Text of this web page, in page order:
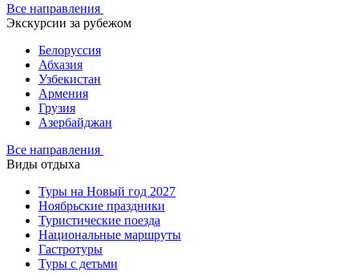
Все направления
Экскурсии за рубежом
Белоруссия
Абхазия
Узбекистан
Армения
Грузия
Азербайджан
Все направления
Виды отдыха
Туры на Новый год 2027
Ноябрьские праздники
Туристические поезда
Национальные маршруты
Гастротуры
Туры с детьми